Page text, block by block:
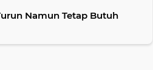
Namun Tetap Butuh